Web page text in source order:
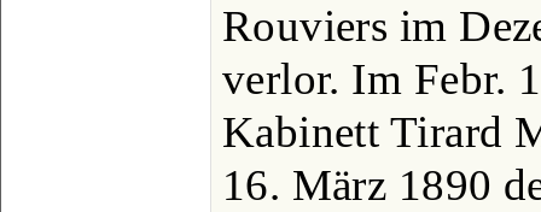
Rouviers im
verlor. Im Febr.
Kabinett Tirard
16. März 1890